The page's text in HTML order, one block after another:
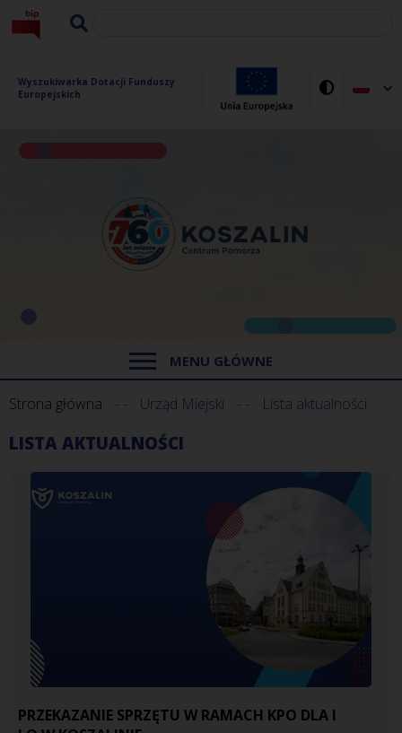
Wyszukiwarka Dotacji Funduszy
Europejskich
MENU GŁÓWNE
Strona główna Urząd Miejski Lista aktualności
LISTA AKTUALNOŚCI
PRZEKAZANIE SPRZĘTU W RAMACH KPO DLA I